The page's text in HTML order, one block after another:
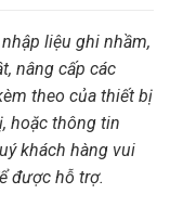
liệu ghi nhầm,
nâng cấp các
theo của thiết bị
hoặc thông tin
khách hàng vui
được hỗ trợ.